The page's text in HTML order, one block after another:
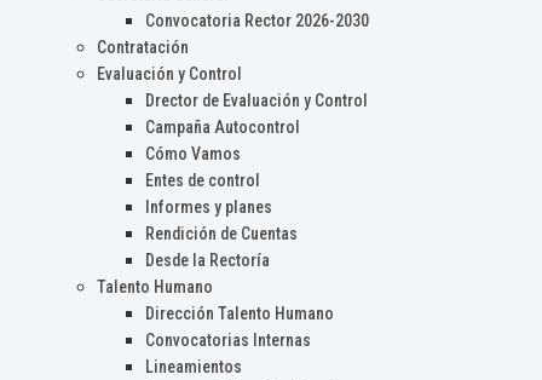
Convocatoria Rector 2026-2030
Contratación
Evaluación y Control
Drector de Evaluación y Control
Campaña Autocontrol
Cómo Vamos
Entes de control
Informes y planes
Rendición de Cuentas
Desde la Rectoría
Talento Humano
Dirección Talento Humano
Convocatorias Internas
Lineamientos